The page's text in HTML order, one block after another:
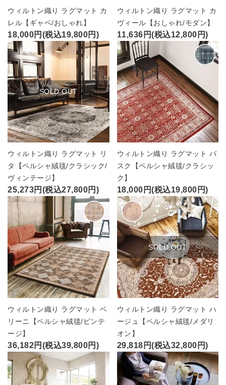
ウィルトン織り ラグマット カ
レル【ギャベ/おしゃれ】
18,000円(税込19,800円)
ウィルトン織り ラグマット カ
ヴィール【おしゃれ/モダン】
11,636円(税込12,800円)
SOLD OUT
ウィルトン織り ラグマット リ
タ【ペルシャ絨毯/クラシック/
ヴィンテージ】
25,273円(税込27,800円)
ウィルトン織り ラグマット バ
スク【ペルシャ絨毯/クラシッ
ク】
18,000円(税込19,800円)
ウィルトン織り ラグマット ベ
リーニ【ペルシャ絨毯/ビンテ
ージ】
36,182円(税込39,800円)
SOLD OUT
ウィルトン織り ラグマット ハ
ージュ【ペルシャ絨毯/メダリ
オン】
29,818円(税込32,800円)